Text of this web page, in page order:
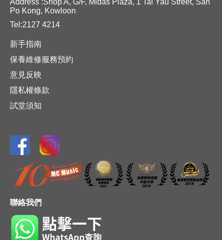
Address :Shop A, G/F, Midas Plaza, 1 Tai Yau Street, San
Po Kong, Kowloon
Tel:2127 4214
新手指南
保養維修服務預約
意見反映
隱私權條款
試堂須知
聯絡我們